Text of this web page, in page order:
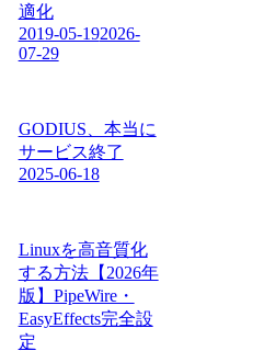
適化
2019-05-192026-
07-29
GODIUS、本当に
サービス終了
2025-06-18
Linuxを高音質化
する方法【2026年
版】PipeWire・
EasyEffects完全設
定